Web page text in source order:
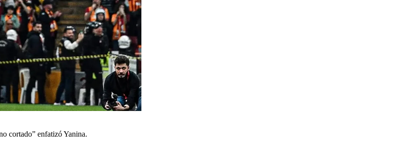
cortado” enfatizó Yanina.